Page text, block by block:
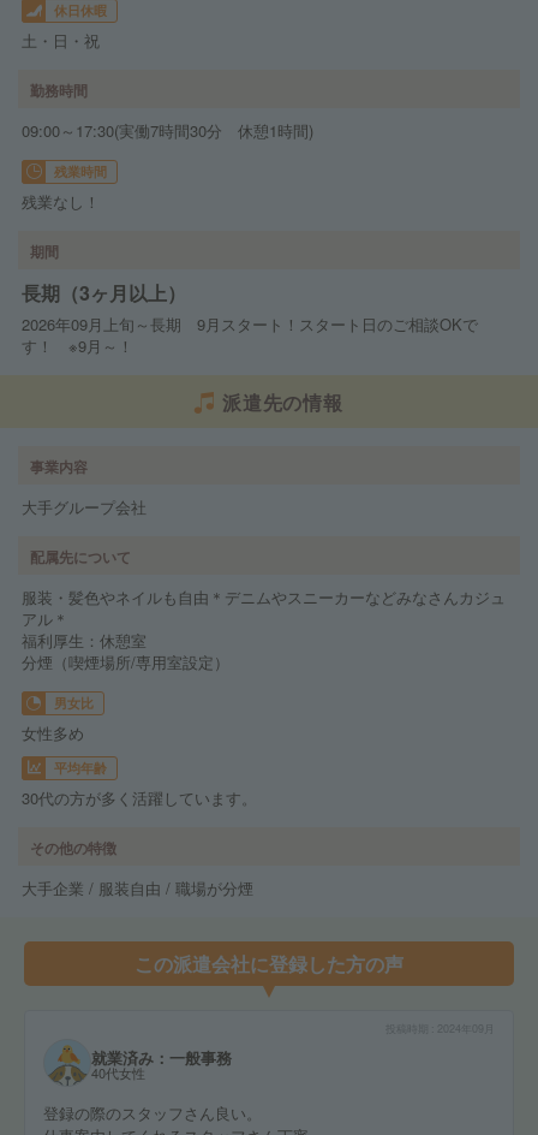
休日休暇
土・日・祝
勤務時間
09:00～17:30(実働7時間30分 休憩1時間)
残業時間
残業なし！
期間
長期（3ヶ月以上）
2026年09月上旬～長期 9月スタート！スタート日のご相談OKで
す！ ※9月～！
派遣先の情報
事業内容
大手グループ会社
配属先について
服装・髪色やネイルも自由＊デニムやスニーカーなどみなさんカジュ
アル＊
福利厚生：休憩室
分煙（喫煙場所/専用室設定）
男女比
女性多め
平均年齢
30代の方が多く活躍しています。
その他の特徴
大手企業 / 服装自由 / 職場が分煙
この派遣会社に登録した方の声
2024年09月
就業済み：一般事務
40代女性
登録の際のスタッフさん良い。